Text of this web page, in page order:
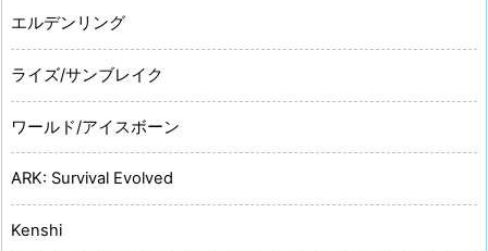
エルデンリング
ライズ/サンブレイク
ワールド/アイスボーン
ARK: Survival Evolved
Kenshi